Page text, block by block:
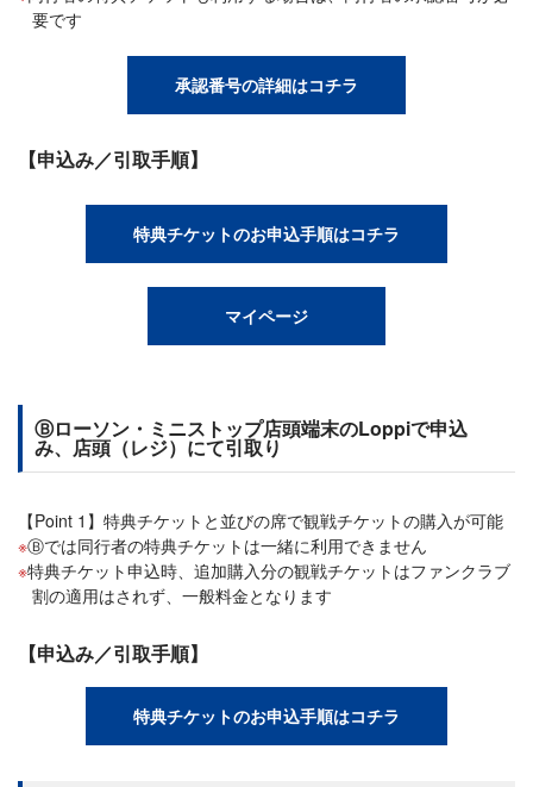
要です
承認番号の詳細はコチラ
【申込み／引取手順】
特典チケットのお申込手順はコチラ
マイページ
Ⓑローソン・ミニストップ店頭端末のLoppiで申込
み、店頭（レジ）にて引取り
【Point 1】特典チケットと並びの席で観戦チケットの購入が可能
Ⓑでは同行者の特典チケットは一緒に利用できません
特典チケット申込時、追加購入分の観戦チケットはファンクラブ
割の適用はされず、一般料金となります
【申込み／引取手順】
特典チケットのお申込手順はコチラ